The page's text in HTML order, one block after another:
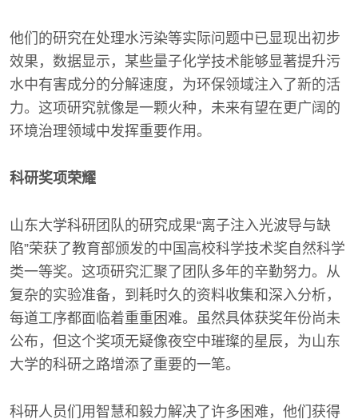
他们的研究在处理水污染等实际问题中已显现出初步
效果，数据显示，某些量子化学技术能够显著提升污
水中有害成分的分解速度，为环保领域注入了新的活
力。这项研究就像是一颗火种，未来有望在更广阔的
环境治理领域中发挥重要作用。
科研奖项荣耀
山东大学科研团队的研究成果“离子注入光波导与缺
陷”荣获了教育部颁发的中国高校科学技术奖自然科学
类一等奖。这项研究汇聚了团队多年的辛勤努力。从
复杂的实验准备，到耗时久的资料收集和深入分析，
每道工序都面临着重重困难。虽然具体获奖年份尚未
公布，但这个奖项无疑像夜空中璀璨的星辰，为山东
大学的科研之路增添了重要的一笔。
科研人员们用智慧和毅力解决了许多困难，他们获得